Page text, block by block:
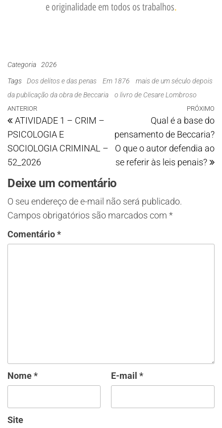
e originalidade em todos os trabalhos.
Categoria 2026
Tags Dos delitos e das penas Em 1876
mais de um século depois
da publicação da obra de Beccaria
o livro de Cesare Lombroso
ANTERIOR
ATIVIDADE 1 – CRIM –
PSICOLOGIA E
SOCIOLOGIA CRIMINAL –
52_2026
PRÓXIMO
Qual é a base do
pensamento de Beccaria?
O que o autor defendia ao
se referir às leis penais?
Deixe um comentário
O seu endereço de e-mail não será publicado.
Campos obrigatórios são marcados com *
Comentário*
Nome* E-mail *
Site